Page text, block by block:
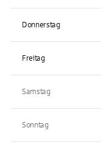
Donnerstag
Freitag
Samstag
Sonntag